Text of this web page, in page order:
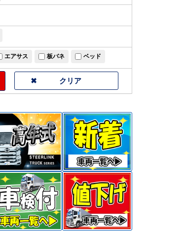
エアサス 板バネ ベッド